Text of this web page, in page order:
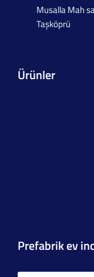
Musalla Mah
Taşköprü
Ürünler
Prefabrik ev